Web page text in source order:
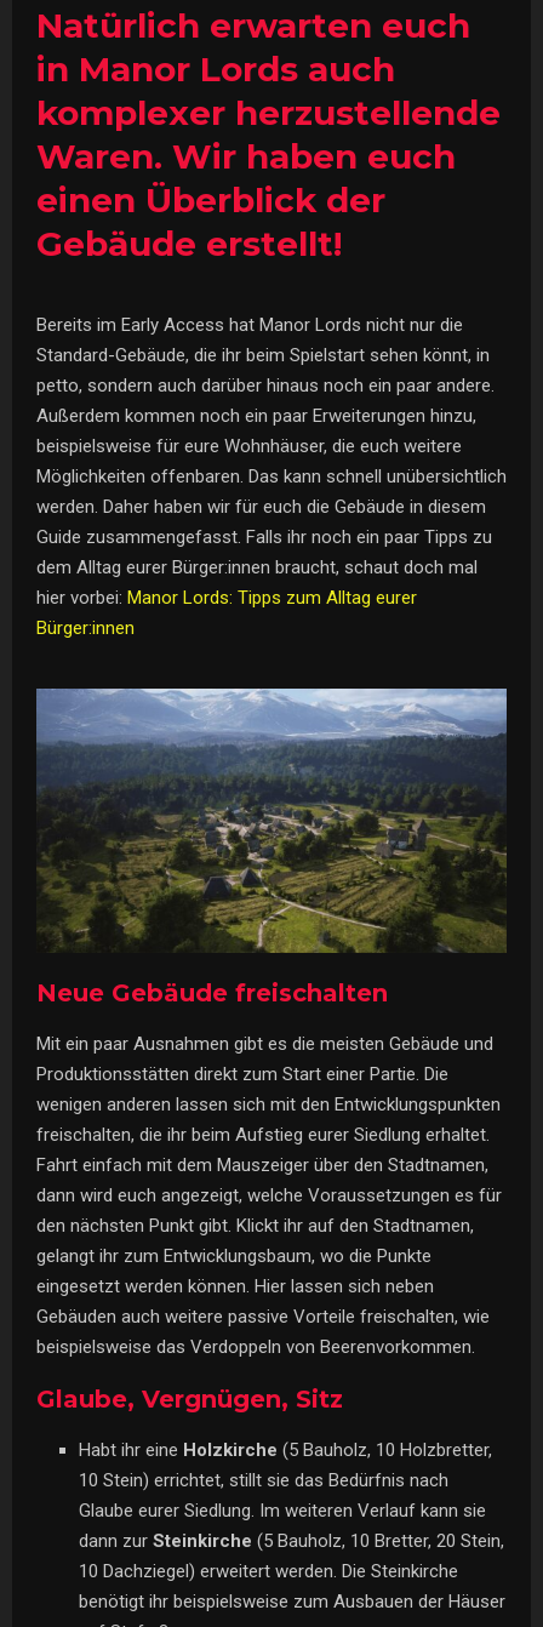
Natürlich erwarten euch
in Manor Lords auch
komplexer herzustellende
Waren. Wir haben euch
einen Überblick der
Gebäude erstellt!
Bereits im Early Access hat Manor Lords nicht nur die
Standard-Gebäude, die ihr beim Spielstart sehen könnt, in
petto, sondern auch darüber hinaus noch ein paar andere.
Außerdem kommen noch ein paar Erweiterungen hinzu,
beispielsweise für eure Wohnhäuser, die euch weitere
Möglichkeiten offenbaren. Das kann schnell unübersichtlich
werden. Daher haben wir für euch die Gebäude in diesem
Guide zusammengefasst. Falls ihr noch ein paar Tipps zu
dem Alltag eurer Bürger:innen braucht, schaut doch mal
hier vorbei: Manor Lords: Tipps zum Alltag eurer
Bürger:innen
Neue Gebäude freischalten
Mit ein paar Ausnahmen gibt es die meisten Gebäude und
Produktionsstätten direkt zum Start einer Partie. Die
wenigen anderen lassen sich mit den Entwicklungspunkten
freischalten, die ihr beim Aufstieg eurer Siedlung erhaltet.
Fahrt einfach mit dem Mauszeiger über den Stadtnamen,
dann wird euch angezeigt, welche Voraussetzungen es für
den nächsten Punkt gibt. Klickt ihr auf den Stadtnamen,
gelangt ihr zum Entwicklungsbaum, wo die Punkte
eingesetzt werden können. Hier lassen sich neben
Gebäuden auch weitere passive Vorteile freischalten, wie
beispielsweise das Verdoppeln von Beerenvorkommen.
Glaube, Vergnügen, Sitz
Habt ihr eine Holzkirche (5 Bauholz, 10 Holzbretter,
10 Stein) errichtet, stillt sie das Bedürfnis nach
Glaube eurer Siedlung. Im weiteren Verlauf kann sie
dann zur Steinkirche (5 Bauholz, 10 Bretter, 20 Stein,
10 Dachziegel) erweitert werden. Die Steinkirche
benötigt ihr beispielsweise zum Ausbauen der Häuser